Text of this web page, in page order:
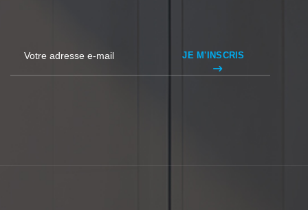
JE M'INSCRIS